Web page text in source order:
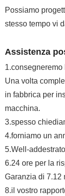
Possiamo
stesso tempo vi
Assistenza
Una volta
in fabbrica per
macchina.
3.spesso
4.forniamo un
5.Well-
6.24 ore per la
Garanzia di 7.12
8.il vostro